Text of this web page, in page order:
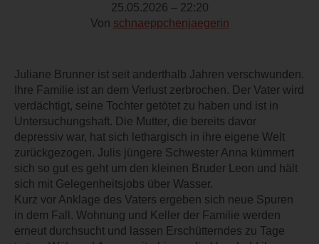
25.05.2026 – 22:20
Von schnaeppchenjaegerin
Juliane Brunner ist seit anderthalb Jahren verschwunden.
Ihre Familie ist an dem Verlust zerbrochen. Der Vater wird
verdächtigt, seine Tochter getötet zu haben und ist in
Untersuchungshaft. Die Mutter, die bereits davor
depressiv war, hat sich lethargisch in ihre eigene Welt
zurückgezogen. Julis jüngere Schwester Anna kümmert
sich so gut es geht um den kleinen Bruder Leon und hält
sich mit Gelegenheitsjobs über Wasser.
Kurz vor Anklage des Vaters ergeben sich neue Spuren
in dem Fall. Wohnung und Keller der Familie werden
erneut durchsucht und lassen Erschütterndes zu Tage